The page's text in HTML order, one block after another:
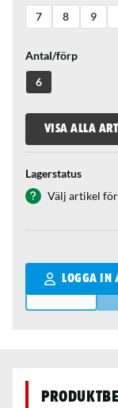
7
8 9
Antal/förp
6
VISA ALLA
Lagerstatus
Välj artikel
LOGGA IN
Qantity